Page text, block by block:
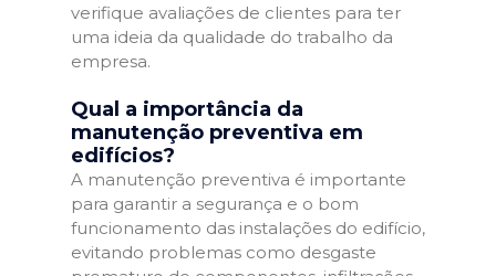
verifique avaliações de clientes para ter
uma ideia da qualidade do trabalho da
empresa.
Qual a importância da
manutenção preventiva em
edifícios?
A manutenção preventiva é importante
para garantir a segurança e o bom
funcionamento das instalações do edifício,
evitando problemas como desgaste